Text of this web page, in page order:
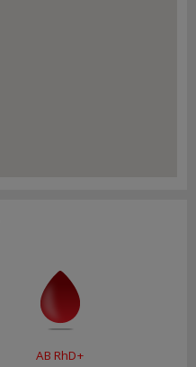
AB RhD+